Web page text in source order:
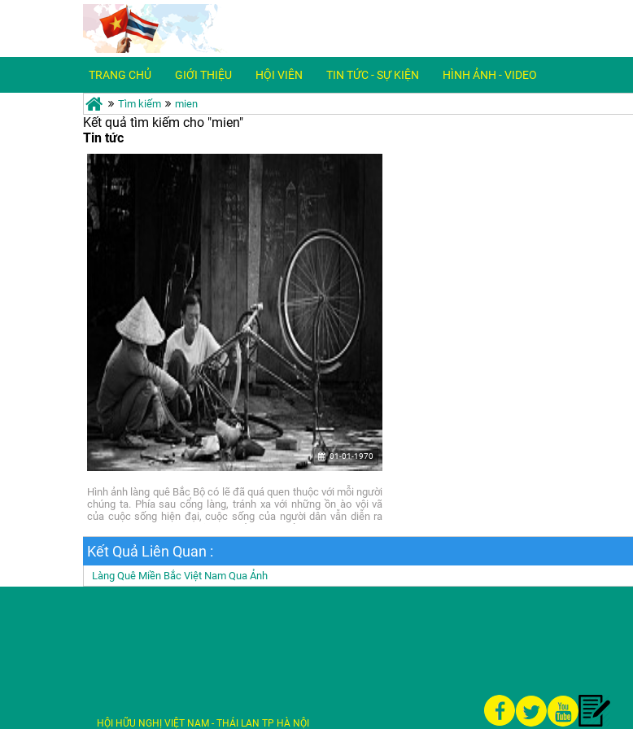
TRANG CHỦ GIỚI THIỆU HỘI VIÊN TIN TỨC - SỰ KIỆN HÌNH ẢNH - VIDEO
Tìm kiếm mien
Kết quả tìm kiếm cho "mien"
Tin tức
01-01-1970
Hình ảnh làng quê Bắc Bộ có lẽ đã quá quen thuộc với mỗi người
chúng ta. Phía sau cổng làng, tránh xa với những ồn ào vội vã
của cuộc sống hiện đại, cuộc sống của người dân vẫn diễn ra
sống thân thuộc phía sau cổng, thân thuộc và đáng yêu.
Bắc
Nam
Qua
Kết Quả Liên Quan :
Làng Quê Miền Bắc Việt Nam Qua Ảnh
HỘI HỮU NGHỊ VIỆT NAM - THÁI LAN TP HÀ NỘI